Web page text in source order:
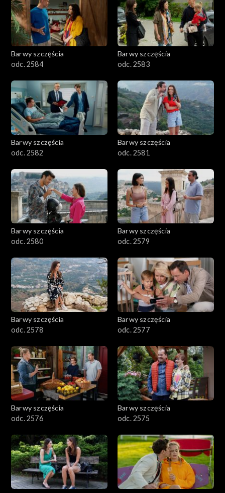
Barwy szczęścia
odc. 2584
Barwy szczęścia
odc. 2583
Barwy szczęścia
odc. 2582
Barwy szczęścia
odc. 2581
Barwy szczęścia
odc. 2580
Barwy szczęścia
odc. 2579
Barwy szczęścia
odc. 2578
Barwy szczęścia
odc. 2577
Barwy szczęścia
odc. 2576
Barwy szczęścia
odc. 2575